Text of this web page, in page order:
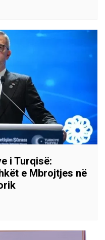
i Turqisë:
e Mbrojtjes në